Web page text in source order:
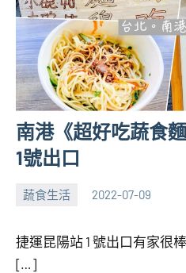
南港《超好吃蔬食
1號出口
蔬食生活 2022-07-09
張
芋
No
捷運昆陽站 1 號出口有家很
[…]